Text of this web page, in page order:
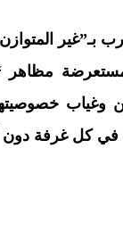
بـ”غير